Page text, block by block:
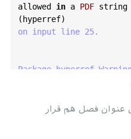
allowed
in a PDF string
( hyperref
on input line 25.
Package hyperref
allowed in a PDF string
input line 25.
عنوان فصل هم قرار